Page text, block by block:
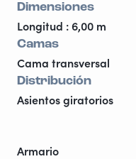
Dimensiones
Longitud : 6,00 m
Camas
Cama transversal
Distribución
Asientos giratorios
Armario